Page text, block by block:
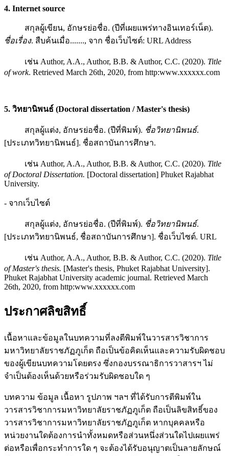
4. Internet source
สกุลผู้เขียน, อักษรย่อชื่อ. (ปีที่เผยแพร่ทางอินเทอร์เน็ต).
ชื่อเรื่อง. สืบค้นเมื่อ......., จาก ชื่อเว็บไซต์: URL Address
เช่น Author, A.A., Author, B.B. & Author, C.C. (2020). Title
of work. Retrieved March 26th, 2020, from http:www.xxxxxx.com
5. วิทยานิพนธ์ (Doctoral dissertation / Master's thesis)
สกุลผู้แต่ง, อักษรย่อชื่อ. (ปีที่พิมพ์). ชื่อวิทยานิพนธ์.
[ประเภทวิทยานิพนธ์]. ชื่อสถาบันการศึกษา.
เช่น Author, A.A., Author, B.B. & Author, C.C. (2020). Title
of Doctoral Dissertation. [Doctoral dissertation] Phuket Rajabhat
University.
- จากเว็บไซต์
สกุลผู้แต่ง, อักษรย่อชื่อ. (ปีที่พิมพ์). ชื่อวิทยานิพนธ์.
[ประเภทวิทยานิพนธ์, ชื่อสถาบันการศึกษา]. ชื่อเว็บไซต์. URL
เช่น Author, A.A., Author, B.B. & Author, C.C. (2020). Title
of Master's thesis. [Master's thesis, Phuket Rajabhat University].
Phuket Rajabhat University academic journal. Retrieved March
26th, 2020, from http:www.xxxxxx.com
ประกาศลิขสิทธิ์
เนื้อหาและข้อมูลในบทความที่ลงตีพิมพ์ในวารสารวิชาการ
มหาวิทยาลัยราชภัฏภูเก็ต ถือเป็นข้อคิดเห็นและความรับผิดชอบ
ของผู้เขียนบทความโดยตรง ซึ่งกองบรรณาธิการวาสารฯ ไม่
จำเป็นต้องเห็นด้วยหรือร่วมรับผิดชอบใด ๆ
บทความ ข้อมูล เนื้อหา รูปภาพ ฯลฯ ที่ได้รับการตีพิมพ์ใน
วารสารวิชาการมหาวิทยาลัยราชภัฏภูเก็ต ถือเป็นลิขสิทธิ์ของ
วารสารวิชาการมหาวิทยาลัยราชภัฏภูเก็ต หากบุคคลหรือ
หน่วยงานใดต้องการนำทั้งหมดหรือส่วนหนึ่งส่วนใดไปเผยแพร่
ต่อหรือเพื่อกระทำการใด ๆ จะต้องได้รับอนุญาตเป็นลายลักษณ์